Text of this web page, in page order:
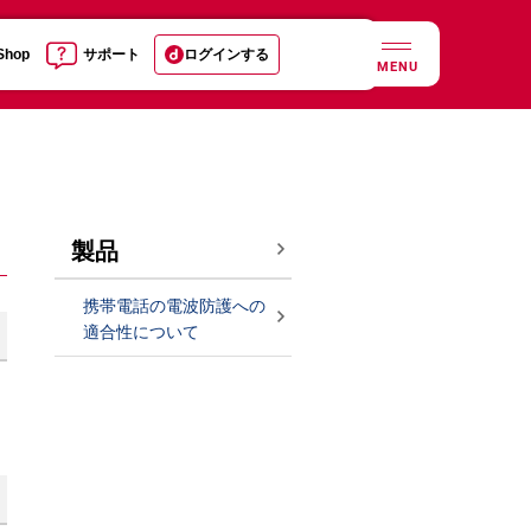
サポート ログインする
MENU
製品
携帯電話の電波防護への
適合性について